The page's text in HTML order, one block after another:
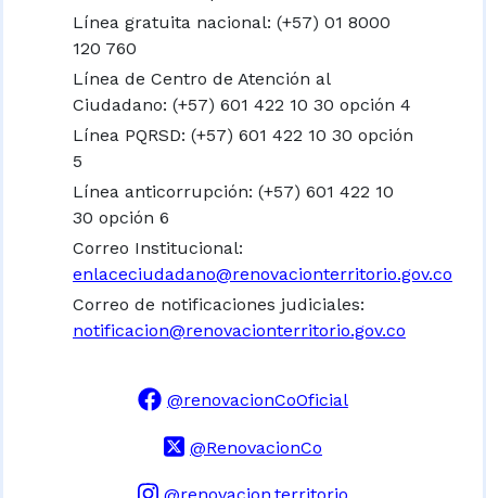
Línea gratuita nacional: (+57) 01 8000
120 760
Línea de Centro de Atención al
Ciudadano: (+57) 601 422 10 30 opción 4
Línea PQRSD: (+57) 601 422 10 30 opción
5
Línea anticorrupción: (+57) 601 422 10
30 opción 6
Correo Institucional:
enlaceciudadano@renovacionterritorio.gov.co
Correo de notificaciones judiciales:
notificacion@renovacionterritorio.gov.co
@renovacionCoOficial
@RenovacionCo